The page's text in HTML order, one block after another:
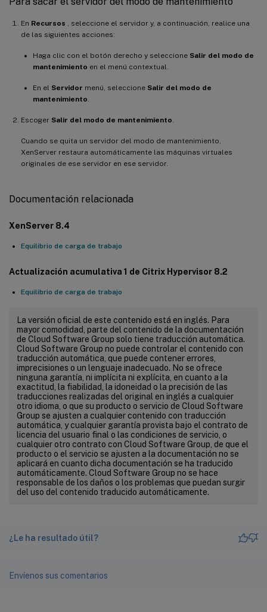
En Recursos , seleccione el servidor y, a continuación, realice una
de las siguientes acciones:
Haga clic con el botón derecho y seleccione Salir del modo de
mantenimiento en el menú contextual.
En el Servidor menú, seleccione Salir del modo de
mantenimiento
Escoger Salir del modo de mantenimiento
Cuando se quita un servidor del modo de mantenimiento,
XenServer restaura automáticamente las máquinas virtuales
originales de ese servidor en ese servidor.
Documentación relacionada
XenServer 8.4
Equilibrio de carga de trabajo
Actualización acumulativa 1 de Citrix Hypervisor 8.2
Equilibrio de carga de trabajo
La versión oficial de este contenido está en inglés. Para
mayor comodidad, parte del contenido de la documentación
de Cloud Software Group solo tiene traducción automática.
Cloud Software Group no puede controlar el contenido con
traducción automática, que puede contener errores,
imprecisiones o un lenguaje inadecuado. No se ofrece
ninguna garantía, ni implícita ni explícita, en cuanto a la
exactitud, la fiabilidad, la idoneidad o la precisión de las
traducciones realizadas del original en inglés a cualquier
otro idioma, o que su producto o servicio de Cloud Software
Group se ajusten a cualquier contenido con traducción
automática, y cualquier garantía provista bajo el contrato de
licencia del usuario final o las condiciones de servicio, o
cualquier otro contrato con Cloud Software Group, de que el
producto o el servicio se ajusten a la documentación no se
aplicará en cuanto dicha documentación se ha traducido
automáticamente. Cloud Software Group no se hace
responsable de los daños o los problemas que puedan surgir
del uso del contenido traducido automáticamente.
¿Le ha resultado útil?
Envíenos sus comentarios